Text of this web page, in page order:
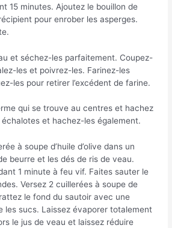
15 minutes. Ajoutez le bouillon de
pour enrober les asperges.
et séchez-les parfaitement. Coupez-
les et poivrez-les. Farinez-les
les pour retirer l’excédent de farine.
qui se trouve au centres et hachez
échalotes et hachez-les également.
à soupe d’huile d’olive dans un
beurre et les dés de ris de veau.
1 minute à feu vif. Faites sauter le
Versez 2 cuillerées à soupe de
le fond du sautoir avec une
les sucs. Laissez évaporer totalement
le jus de veau et laissez réduire